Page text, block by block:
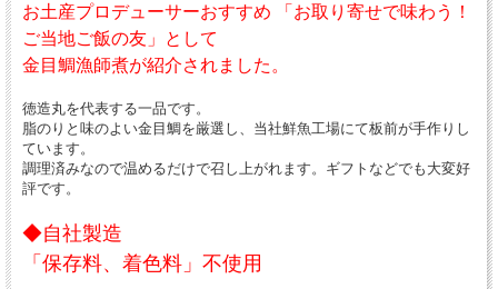
お土産プロデューサーおすすめ 「お取り寄せで味わう！
ご当地ご飯の友」として
金目鯛漁師煮が紹介されました。
徳造丸を代表する一品です。
脂のりと味のよい金目鯛を厳選し、当社鮮魚工場にて板前が手作りし
ています。
調理済みなので温めるだけで召し上がれます。ギフトなどでも大変好
評です。
◆自社製造
「保存料、着色料」不使用